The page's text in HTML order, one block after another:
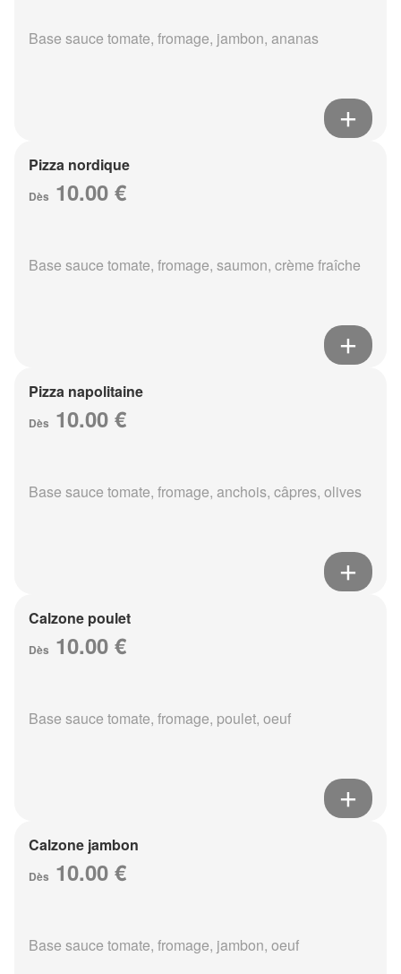
Base sauce tomate, fromage, jambon, ananas
Pizza nordique
Dès 10.00 €
Base sauce tomate, fromage, saumon, crème fraîche
Pizza napolitaine
Dès 10.00 €
Base sauce tomate, fromage, anchois, câpres, olives
Calzone poulet
Dès 10.00 €
Base sauce tomate, fromage, poulet, oeuf
Calzone jambon
Dès 10.00 €
Base sauce tomate, fromage, jambon, oeuf